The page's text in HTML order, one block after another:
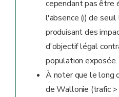
cependant pas être
l'absence (i) de
produisant des
d'objectif légal
population exposée.
À noter que le long
de Wallonie (trafic